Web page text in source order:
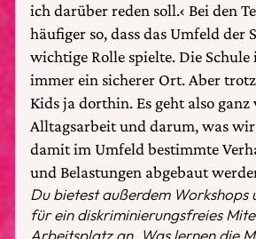
ich darüber reden soll.‹ Bei den
häufiger so, dass das Umfeld der
wichtige Rolle spielte. Die
immer ein sicherer Ort. Aber
Kids ja dorthin. Es geht also ganz
Alltagsarbeit und darum, was
damit im Umfeld bestimmte
und Belastungen abgebaut
Du bietest außerdem Workshops
für ein diskriminierungsfreies
Arbeitsplatz an. Was lernen die